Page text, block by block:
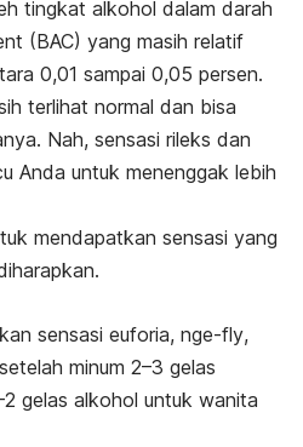
tingkat alkohol dalam darah
(BAC) yang masih relatif
0,01 sampai 0,05 persen.
terlihat normal dan bisa
Nah, sensasi rileks dan
Anda untuk menenggak lebih
mendapatkan sensasi yang
sensasi euforia, nge-fly,
minum 2–3 gelas
gelas alkohol untuk wanita